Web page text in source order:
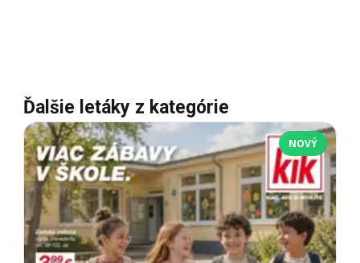
Ďalšie letáky z kategórie
NOVÝ